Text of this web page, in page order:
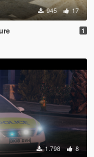
945 17
1
1.798 8